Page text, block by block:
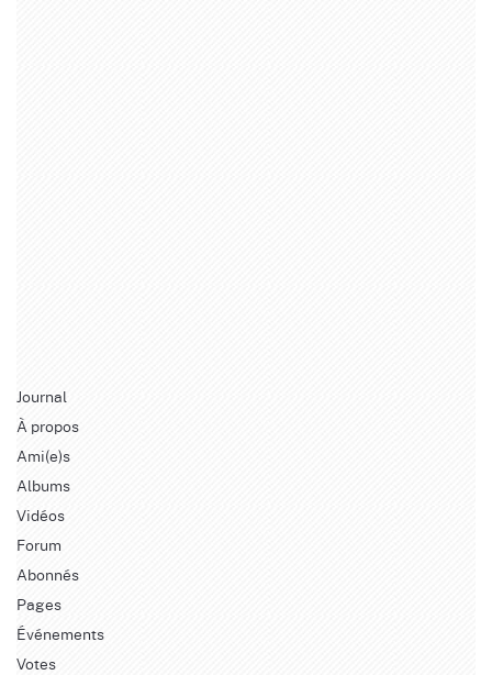
Journal
À propos
Ami(e)s
Albums
Vidéos
Forum
Abonnés
Pages
Événements
Votes